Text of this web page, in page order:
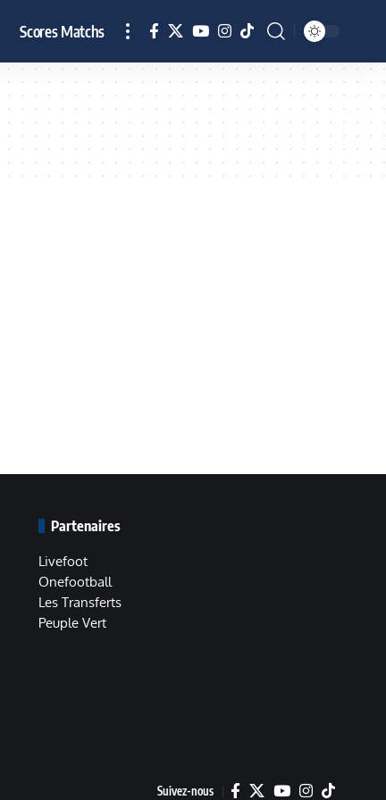
Scores Matchs
Partenaires
Livefoot
Onefootball
Les Transferts
Peuple Vert
Suivez-nous